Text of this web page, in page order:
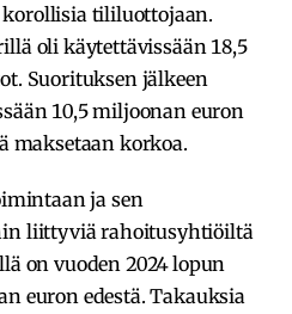
tililuottojaan.
oli käytettävissään 18,5
Suorituksen jälkeen
10,5 miljoonan euron
maksetaan korkoa.
ja sen
liittyviä rahoitusyhtiöiltä
on vuoden 2024 lopun
euron edestä. Takauksia